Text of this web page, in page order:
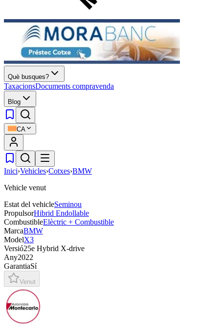
Què busques?
TaxacionsDocuments compravenda
Blog
CA
Inici›Vehicles›Cotxes›BMW
Vehicle venut
Estat del vehicleSeminou
PropulsorHibrid Endollable
CombustibleElèctric + Combustible
MarcaBMW
ModelX3
Versió25e Hybrid X-drive
Any2022
GarantiaSí
Venut